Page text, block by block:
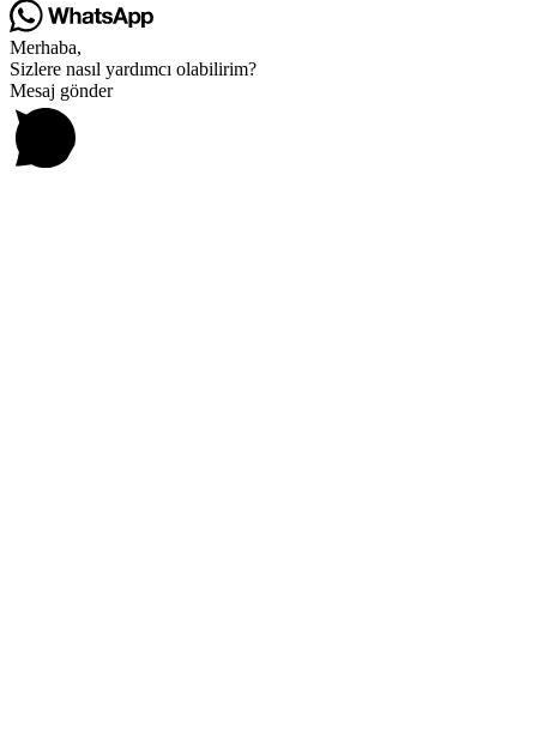
Merhaba,
Sizlere nasıl yardımcı olabilirim?
Mesaj gönder